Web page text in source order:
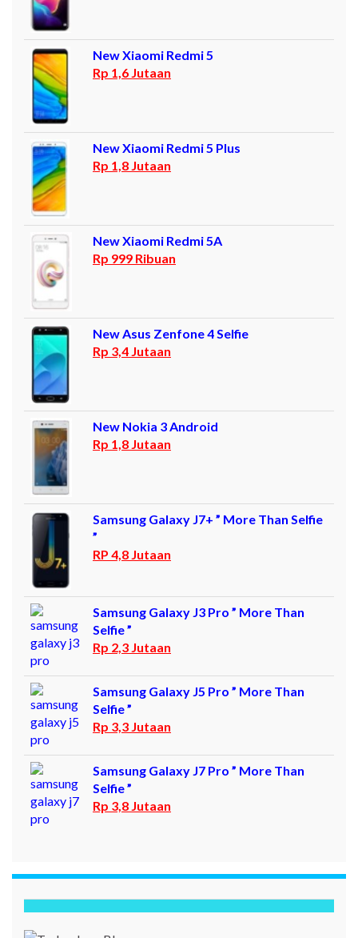
New Xiaomi Redmi 5
Rp 1,6 Jutaan
New Xiaomi Redmi 5 Plus
Rp 1,8 Jutaan
New Xiaomi Redmi 5A
Rp 999 Ribuan
New Asus Zenfone 4 Selfie
Rp 3,4 Jutaan
New Nokia 3 Android
Rp 1,8 Jutaan
Samsung Galaxy J7+ ” More Than Selfie
”
RP 4,8 Jutaan
Samsung Galaxy J3 Pro ” More Than
Selfie ”
Rp 2,3 Jutaan
Samsung Galaxy J5 Pro ” More Than
Selfie ”
Rp 3,3 Jutaan
Samsung Galaxy J7 Pro ” More Than
Selfie ”
Rp 3,8 Jutaan